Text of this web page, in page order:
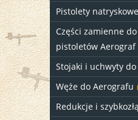
Pistolety
Części zamienne
pistoletów Aerograf
Stojaki i uchwyty
Węże do Aerografu
Redukcje i